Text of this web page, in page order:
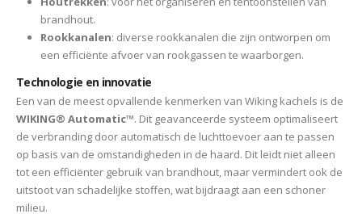
brandhout.
Rookkanalen: diverse rookkanalen die zijn ontworpen om
een efficiënte afvoer van rookgassen te waarborgen.
Technologie en innovatie
Een van de meest opvallende kenmerken van Wiking kachels is de
WIKING® Automatic™. Dit geavanceerde systeem optimaliseert
de verbranding door automatisch de luchttoevoer aan te passen
op basis van de omstandigheden in de haard. Dit leidt niet alleen
tot een efficiënter gebruik van brandhout, maar vermindert ook de
uitstoot van schadelijke stoffen, wat bijdraagt aan een schoner
milieu.